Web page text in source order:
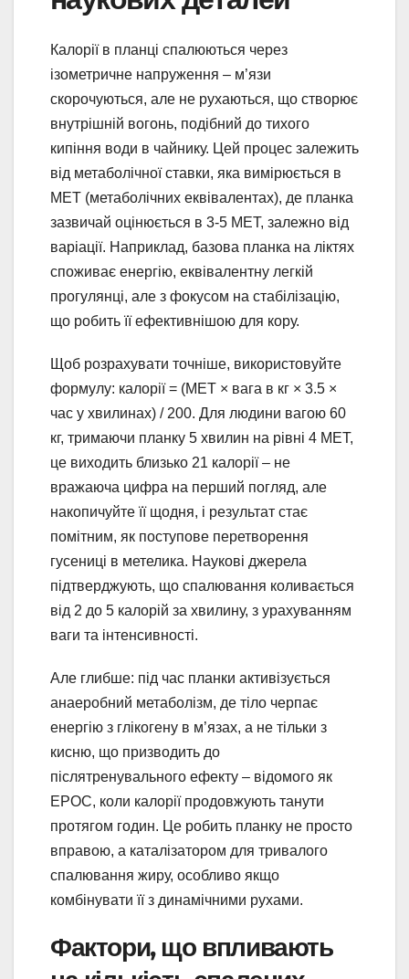
Калорії в планці спалюються через
ізометричне напруження – м’язи
скорочуються, але не рухаються, що створює
внутрішній вогонь, подібний до тихого
кипіння води в чайнику. Цей процес залежить
від метаболічної ставки, яка вимірюється в
MET (метаболічних еквівалентах), де планка
зазвичай оцінюється в 3-5 MET, залежно від
варіації. Наприклад, базова планка на ліктях
споживає енергію, еквівалентну легкій
прогулянці, але з фокусом на стабілізацію,
що робить її ефективнішою для кору.
Щоб розрахувати точніше, використовуйте
формулу: калорії = (MET × вага в кг × 3.5 ×
час у хвилинах) / 200. Для людини вагою 60
кг, тримаючи планку 5 хвилин на рівні 4 MET,
це виходить близько 21 калорії – не
вражаюча цифра на перший погляд, але
накопичуйте її щодня, і результат стає
помітним, як поступове перетворення
гусениці в метелика. Наукові джерела
підтверджують, що спалювання коливається
від 2 до 5 калорій за хвилину, з урахуванням
ваги та інтенсивності.
Але глибше: під час планки активізується
анаеробний метаболізм, де тіло черпає
енергію з глікогену в м’язах, а не тільки з
кисню, що призводить до
післятренувального ефекту – відомого як
EPOC, коли калорії продовжують танути
протягом годин. Це робить планку не просто
вправою, а каталізатором для тривалого
спалювання жиру, особливо якщо
комбінувати її з динамічними рухами.
Фактори, що впливають